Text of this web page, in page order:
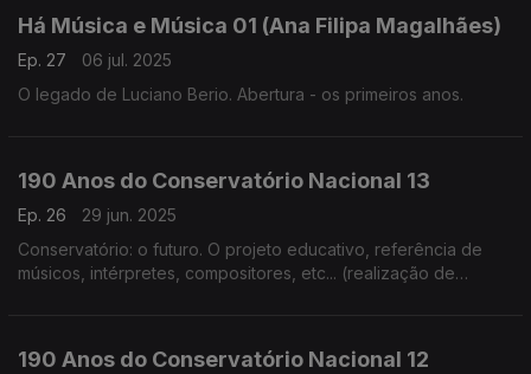
Há Música e Música 01 (Ana Filipa Magalhães)
Ep. 27
06 jul. 2025
O legado de Luciano Berio. Abertura - os primeiros anos.
190 Anos do Conservatório Nacional 13
Ep. 26
29 jun. 2025
Conservatório: o futuro. O projeto educativo, referência de
músicos, intérpretes, compositores, etc... (realização de
190 Anos do Conservatório Nacional 12